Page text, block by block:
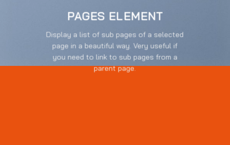
PAGES ELEMENT
Display a list of sub pages of a selected
page in a beautiful way. Very useful if
you need to link to sub pages from a
parent page.